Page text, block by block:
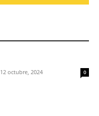
12 octubre, 2024 0